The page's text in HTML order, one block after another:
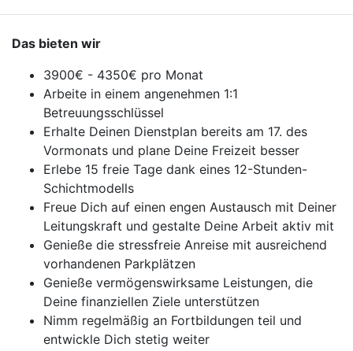
Das bieten wir
3900€ - 4350€ pro Monat
Arbeite in einem angenehmen 1:1
Betreuungsschlüssel
Erhalte Deinen Dienstplan bereits am 17. des
Vormonats und plane Deine Freizeit besser
Erlebe 15 freie Tage dank eines 12-Stunden-
Schichtmodells
Freue Dich auf einen engen Austausch mit Deiner
Leitungskraft und gestalte Deine Arbeit aktiv mit
Genieße die stressfreie Anreise mit ausreichend
vorhandenen Parkplätzen
Genieße vermögenswirksame Leistungen, die
Deine finanziellen Ziele unterstützen
Nimm regelmäßig an Fortbildungen teil und
entwickle Dich stetig weiter